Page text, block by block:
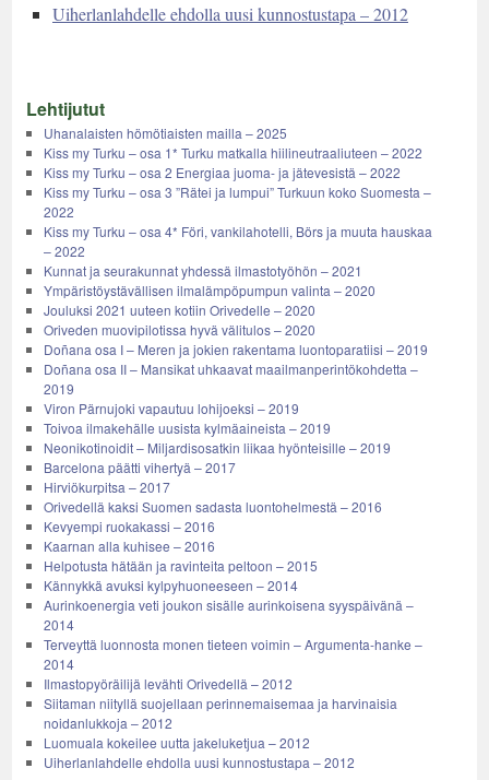
Uiherlanlahdelle ehdolla uusi kunnostustapa – 2012
Lehtijutut
Uhanalaisten hömötiaisten mailla – 2025
Kiss my Turku – osa 1* Turku matkalla hiilineutraaliuteen – 2022
Kiss my Turku – osa 2 Energiaa juoma- ja jätevesistä – 2022
Kiss my Turku – osa 3 ”Rätei ja lumpui” Turkuun koko Suomesta –
2022
Kiss my Turku – osa 4* Föri, vankilahotelli, Börs ja muuta hauskaa
– 2022
Kunnat ja seurakunnat yhdessä ilmastotyöhön – 2021
Ympäristöystävällisen ilmalämpöpumpun valinta – 2020
Jouluksi 2021 uuteen kotiin Orivedelle – 2020
Oriveden muovipilotissa hyvä välitulos – 2020
Doñana osa I – Meren ja jokien rakentama luontoparatiisi – 2019
Doñana osa II – Mansikat uhkaavat maailmanperintökohdetta –
2019
Viron Pärnujoki vapautuu lohijoeksi – 2019
Toivoa ilmakehälle uusista kylmäaineista – 2019
Neonikotinoidit – Miljardisosatkin liikaa hyönteisille – 2019
Barcelona päätti vihertyä – 2017
Hirviökurpitsa – 2017
Orivedellä kaksi Suomen sadasta luontohelmestä – 2016
Kevyempi ruokakassi – 2016
Kaarnan alla kuhisee – 2016
Helpotusta hätään ja ravinteita peltoon – 2015
Kännykkä avuksi kylpyhuoneeseen – 2014
Aurinkoenergia veti joukon sisälle aurinkoisena syyspäivänä –
2014
Terveyttä luonnosta monen tieteen voimin – Argumenta-hanke –
2014
Ilmastopyöräilijä levähti Orivedellä – 2012
Siitaman niityllä suojellaan perinnemaisemaa ja harvinaisia
noidanlukkoja – 2012
Luomuala kokeilee uutta jakeluketjua – 2012
Uiherlanlahdelle ehdolla uusi kunnostustapa – 2012